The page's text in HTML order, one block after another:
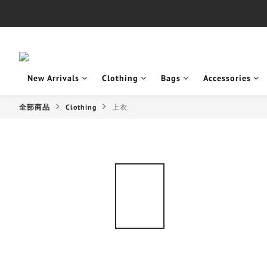
New Arrivals Clothing Bags Accessories
全部商品 Clothing 上衣